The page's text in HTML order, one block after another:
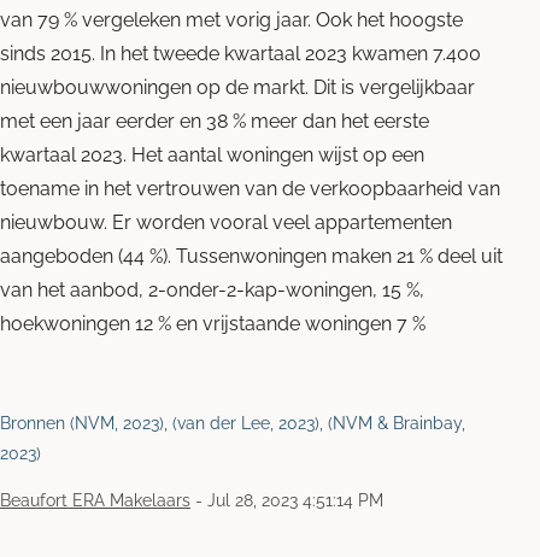
van 79 % vergeleken met vorig jaar. Ook het hoogste
sinds 2015. In het tweede kwartaal 2023 kwamen 7.400
nieuwbouwwoningen op de markt. Dit is vergelijkbaar
met een jaar eerder en 38 % meer dan het eerste
kwartaal 2023. Het aantal woningen wijst op een
toename in het vertrouwen van de verkoopbaarheid van
nieuwbouw. Er worden vooral veel appartementen
aangeboden (44 %). Tussenwoningen maken 21 % deel uit
van het aanbod, 2-onder-2-kap-woningen, 15 %,
hoekwoningen 12 % en vrijstaande woningen 7 %
Bronnen (NVM, 2023), (van der Lee, 2023), (NVM & Brainbay,
2023)
Beaufort ERA Makelaars - Jul 28, 2023 4:51:14 PM